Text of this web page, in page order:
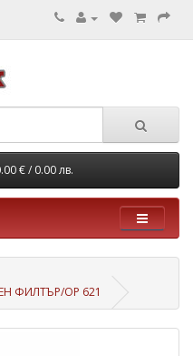
€/ 0.00 лв.
ФИЛТЪР/OP 621